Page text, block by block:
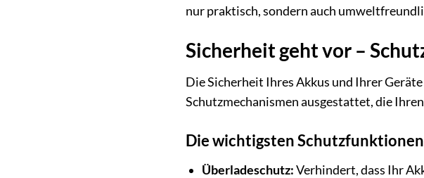
nur praktisch, sondern auch
Sicherheit geht vor –
Die Sicherheit Ihres Akkus und Ihrer
Schutzmechanismen ausgestattet, die
Die wichtigsten
Überladeschutz:Verhindert, dass Ihr